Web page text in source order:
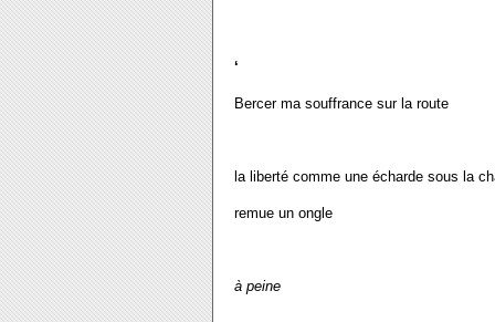
‘
Bercer ma souffrance sur la route
la liberté comme une écharde sous la
remue un ongle
à peine